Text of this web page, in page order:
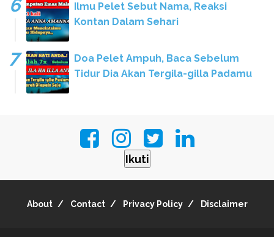
Ilmu Pelet Sebut Nama, Reaksi
Kontan Dalam Sehari
Doa Pelet Ampuh, Baca Sebelum
Tidur Dia Akan Tergila-gilla Padamu
Ikuti
About Contact Privacy Policy Disclaimer